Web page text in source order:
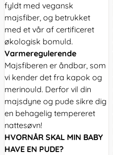
fyldt med vegansk
majsfiber, og betrukket
med et vår af certificeret
økologisk bomuld.
Varmeregulerende
Majsfiberen er åndbar, som
vi kender det fra kapok og
merinould. Derfor vil din
majsdyne og pude sikre dig
en behagelig tempereret
nattesøvn!
HVORNÅR SKAL MIN BABY
HAVE EN PUDE?